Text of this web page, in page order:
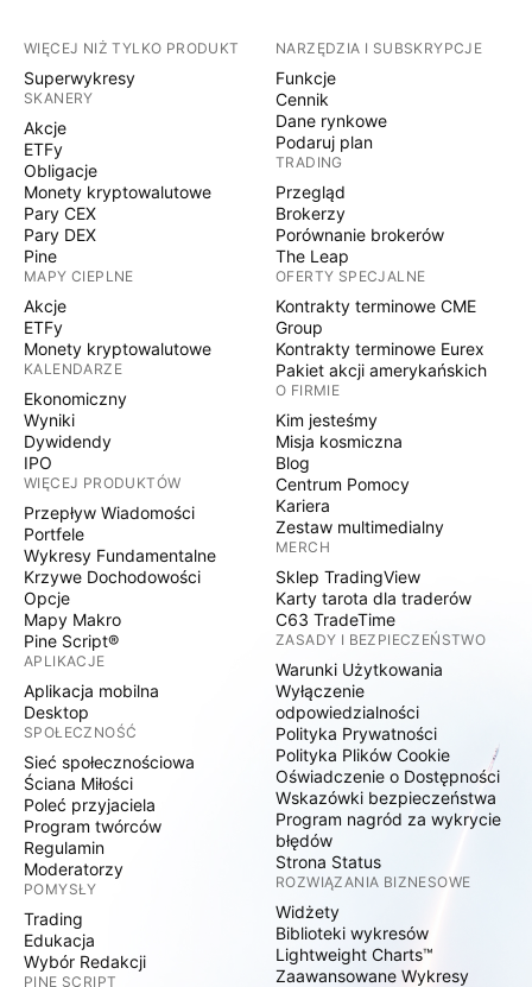
WIĘCEJ NIŻ TYLKO PRODUKT
Superwykresy
SKANERY
Akcje
ETFy
Obligacje
Monety kryptowalutowe
Pary CEX
Pary DEX
Pine
MAPY CIEPLNE
Akcje
ETFy
Monety kryptowalutowe
KALENDARZE
Ekonomiczny
Wyniki
Dywidendy
IPO
WIĘCEJ PRODUKTÓW
Przepływ Wiadomości
Portfele
Wykresy Fundamentalne
Krzywe Dochodowości
Opcje
Mapy Makro
Pine Script®
APLIKACJE
Aplikacja mobilna
Desktop
SPOŁECZNOŚĆ
Sieć społecznościowa
Ściana Miłości
Poleć przyjaciela
Program twórców
Regulamin
Moderatorzy
POMYSŁY
Trading
Edukacja
Wybór Redakcji
PINE SCRIPT
NARZĘDZIA I SUBSKRYPCJE
Funkcje
Cennik
Dane rynkowe
Podaruj plan
TRADING
Przegląd
Brokerzy
Porównanie brokerów
The Leap
OFERTY SPECJALNE
Kontrakty terminowe CME
Group
Kontrakty terminowe Eurex
Pakiet akcji amerykańskich
O FIRMIE
Kim jesteśmy
Misja kosmiczna
Blog
Centrum Pomocy
Kariera
Zestaw multimedialny
MERCH
Sklep TradingView
Karty tarota dla traderów
C63 TradeTime
ZASADY I BEZPIECZEŃSTWO
Warunki Użytkowania
Wyłączenie
odpowiedzialności
Polityka Prywatności
Polityka Plików Cookie
Oświadczenie o Dostępności
Wskazówki bezpieczeństwa
Program nagród za wykrycie
błędów
Strona Status
ROZWIĄZANIA BIZNESOWE
Widżety
Biblioteki wykresów
Lightweight Charts™
Zaawansowane Wykresy